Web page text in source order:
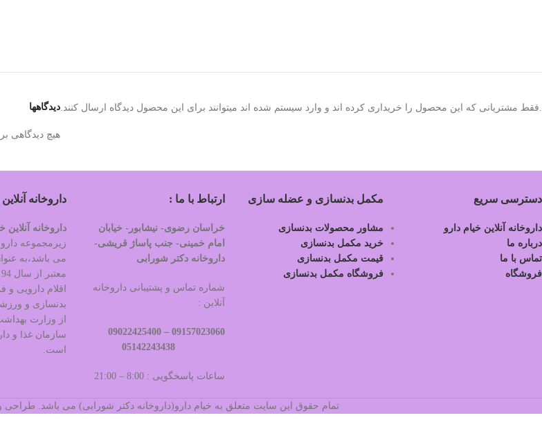
دیدگاهها
هیچ دیدگاهی
.فقط مشتریانی که این محصول را خریداری کرده اند و وارد سیستم شده اند میتوانند برای این محصول دیدگاه ارسال کنند.
دسترسی سریع
داروخانه آنلاین خیام دارو
درباره ما
تماس با ما
فروشگاه
مکمل بدنسازی و عضله سازی
مشاور محصولات بدنسازی
خرید مکمل بدنسازی
قیمت مکمل بدنسازی
فروشگاه مکمل بدنسازی
ارتباط با ما :
خراسان رضوی- نیشابور- خیابان
امام خمینی- جنب پاساژ قریشی-
داروخانه دکتر شورابی
شماره تماس و پشتیبانی داروخانه
آنلاین :
09157023060 –
ساعات پاسخگویی : 8:00 – 21:00
داروخانه آنلاین
داروخانه آنلاین
زیرمجموعه
می باشد،به
اقلام دارویی
بدنسازی و
از وزارت
سازمان غذا و
است.
تمام حقوق این سایت متعلق به خیام دارو(داروخانه دکتر شورابی) می باشد.